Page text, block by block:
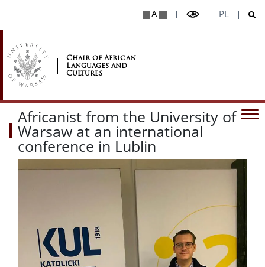
A PL
Chair of African
Languages and
Cultures
Africanist from the University of
Warsaw at an international
conference in Lublin